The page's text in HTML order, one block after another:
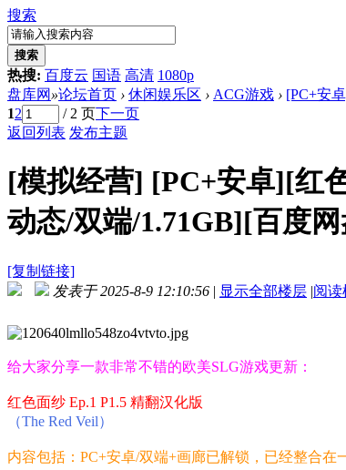
搜索
搜索
热搜: 百度云 国语 高清 1080p
盘库网 »论坛首页 › 休闲娱乐区 › ACG游戏 › [PC+安
12 / 2 页下一页
返回列表 发布主题
[模拟经营] [PC+安卓][红
动态/双端/1.71GB][百度
[复制链接]
发表于 2025-8-9 12:10:56 | 显示全部楼层 |阅读
给大家分享一款非常不错的欧美SLG游戏更新：
红色面纱 Ep.1 P1.5 精翻汉化版
（The Red Veil）
内容包括：PC+安卓/双端+画廊已解锁，已经整合在